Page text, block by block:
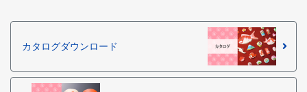
カタログダウンロード